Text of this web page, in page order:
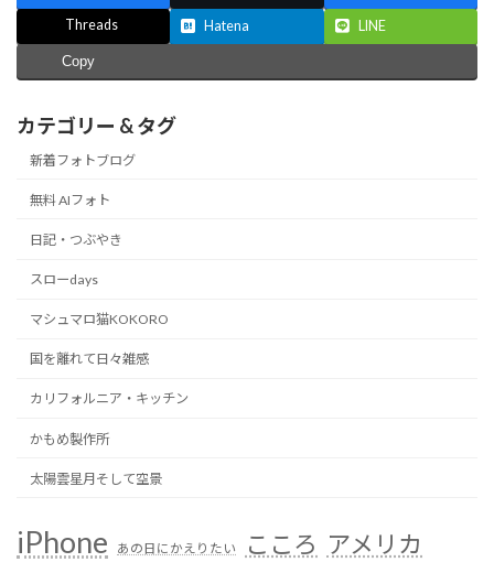
Threads Hatena LINE
Copy
カテゴリー & タグ
新着フォトブログ
無料 AIフォト
日記・つぶやき
スローdays
マシュマロ猫KOKORO
国を離れて日々雑感
カリフォルニア・キッチン
かもめ製作所
太陽雲星月そして空景
iPhone あの日にかえりたい こころ アメリカ